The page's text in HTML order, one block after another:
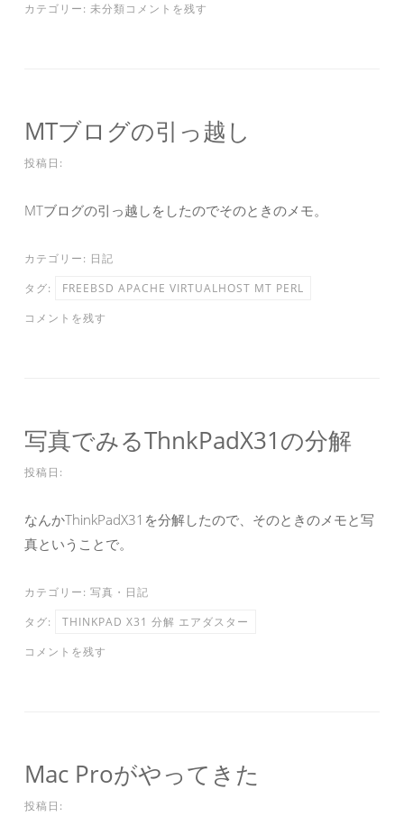
カテゴリー: 未分類コメントを残す
MTブログの引っ越し
投稿日:
MTブログの引っ越しをしたのでそのときのメモ。
カテゴリー: 日記
タグ:
FREEBSD APACHE VIRTUALHOST MT PERL
コメントを残す
写真でみるThnkPadX31の分解
投稿日:
なんかThinkPadX31を分解したので、そのときのメモと写
真ということで。
カテゴリー: 写真 ・ 日記
タグ:
THINKPAD X31 分解 エアダスター
コメントを残す
Mac Proがやってきた
投稿日: